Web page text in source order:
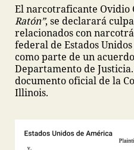
El narcotraficante Ovidio
Ratón”, se declarará
relacionados con
federal de Estados
como parte de un
Departamento de
documento oficial de la
Illinois.